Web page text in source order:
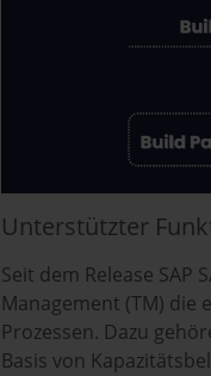
Unterstützter
Seit dem Release
Management (TM) die
Prozessen. Dazu
Basis von